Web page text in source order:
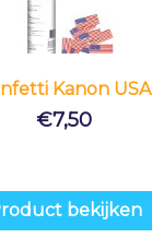
Kanon USA
€7,50
bekijken